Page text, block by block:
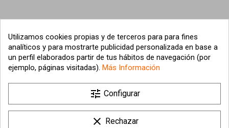
Utilizamos cookies propias y de terceros para para fines
analíticos y para mostrarte publicidad personalizada en base a
un perfil elaborados partir de tus hábitos de navegación (por
ejemplo, páginas visitadas). Más Información
tune Configurar
clear Rechazar